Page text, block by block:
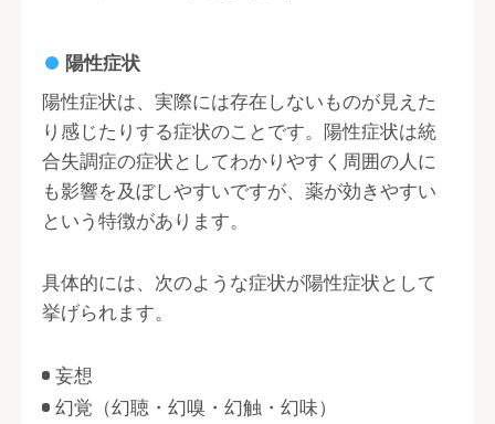
陽性症状
陽性症状は、実際には存在しないものが見えた
り感じたりする症状のことです。陽性症状は統
合失調症の症状としてわかりやすく周囲の人に
も影響を及ぼしやすいですが、薬が効きやすい
という特徴があります。
具体的には、次のような症状が陽性症状として
挙げられます。
妄想
幻覚（幻聴・幻嗅・幻触・幻味）